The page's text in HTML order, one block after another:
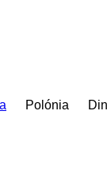
Polónia